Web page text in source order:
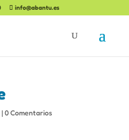
info@abantu.es
|0 Comentarios